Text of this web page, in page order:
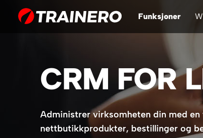
Funksjoner
CRM FOR
Administrer virksomheten din med
nettbutikkprodukter, bestillinger og